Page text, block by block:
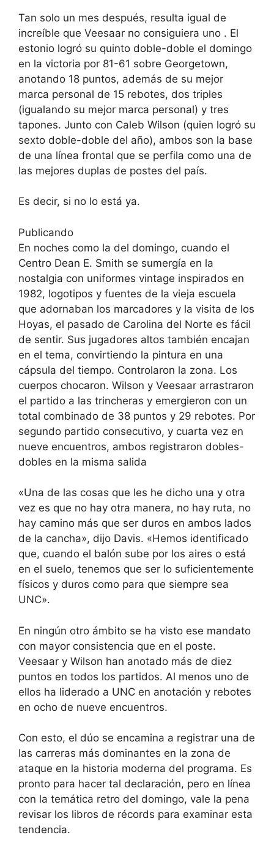
Tan solo un mes después, resulta igual de
increíble que Veesaar no consiguiera uno . El
estonio logró su quinto doble-doble el domingo
en la victoria por 81-61 sobre Georgetown,
anotando 18 puntos, además de su mejor
marca personal de 15 rebotes, dos triples
(igualando su mejor marca personal) y tres
tapones. Junto con Caleb Wilson (quien logró su
sexto doble-doble del año), ambos son la base
de una línea frontal que se perfila como una de
las mejores duplas de postes del país.
Es decir, si no lo está ya.
Publicando
En noches como la del domingo, cuando el
Centro Dean E. Smith se sumergía en la
nostalgia con uniformes vintage inspirados en
1982, logotipos y fuentes de la vieja escuela
que adornaban los marcadores y la visita de los
Hoyas, el pasado de Carolina del Norte es fácil
de sentir. Sus jugadores altos también encajan
en el tema, convirtiendo la pintura en una
cápsula del tiempo. Controlaron la zona. Los
cuerpos chocaron. Wilson y Veesaar arrastraron
el partido a las trincheras y emergieron con un
total combinado de 38 puntos y 29 rebotes. Por
segundo partido consecutivo, y cuarta vez en
nueve encuentros, ambos registraron dobles-
dobles en la misma salida
«Una de las cosas que les he dicho una y otra
vez es que no hay otra manera, no hay ruta, no
hay camino más que ser duros en ambos lados
de la cancha», dijo Davis. «Hemos identificado
que, cuando el balón sube por los aires o está
en el suelo, tenemos que ser lo suficientemente
físicos y duros como para que siempre sea
UNC».
En ningún otro ámbito se ha visto ese mandato
con mayor consistencia que en el poste.
Veesaar y Wilson han anotado más de diez
puntos en todos los partidos. Al menos uno de
ellos ha liderado a UNC en anotación y rebotes
en ocho de nueve encuentros.
Con esto, el dúo se encamina a registrar una de
las carreras más dominantes en la zona de
ataque en la historia moderna del programa. Es
pronto para hacer tal declaración, pero en línea
con la temática retro del domingo, vale la pena
revisar los libros de récords para examinar esta
tendencia.